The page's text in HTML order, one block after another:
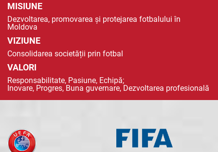
MISIUNE
Dezvoltarea, promovarea și protejarea fotbalului în
Moldova
VIZIUNE
Consolidarea societății prin fotbal
VALORI
Responsabilitate, Pasiune, Echipă;
Inovare, Progres, Buna guvernare, Dezvoltarea profesională